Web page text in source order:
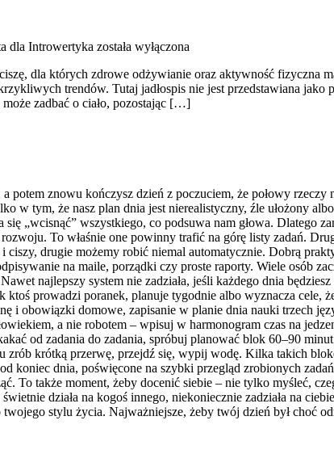
dla Introwertyka została wyłączona
dla których zdrowe odżywianie oraz aktywność fizyczna
trendów. Tutaj jadłospis nie jest przedstawiana jako
zadbać o ciało, pozostając […]
potem znowu kończysz dzień z poczuciem, że połowy
w tym, że nasz plan dnia jest nierealistyczny, źle ułożony
„wcisnąć” wszystkiego, co podsuwa nam głowa. Dlatego
To właśnie one powinny trafić na górę listy zadań.
drugie możemy robić niemal automatycznie. Dobrą
na maile, porządki czy proste raporty. Wiele osób
najlepszy system nie zadziała, jeśli każdego dnia
ktoś prowadzi poranek, planuje tygodnie albo wyznacza
i obowiązki domowe, zapisanie w planie dnia nauki trzech
a nie robotem – wpisuj w harmonogram czas na
od zadania do zadania, spróbuj planować blok 60–90
zrób krótką przerwę, przejdź się, wypij wodę. Kilka takich
koniec dnia, poświęcone na szybki przegląd zrobionych
To także moment, żeby docenić siebie – nie tylko myśleć,
działa na kogoś innego, niekoniecznie zadziała na
stylu życia. Najważniejsze, żeby twój dzień był choć